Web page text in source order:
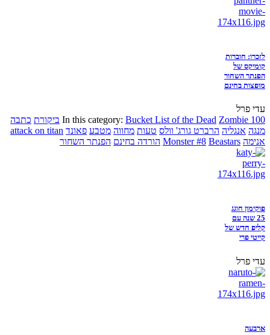
לזכרו: חוברות
קומיקס של
הפנתר השחור
מופצות בחינם
עדי פרל
In this category: Bucket List of the Dead Zombie 100 ביקורת כתבה
מנגה אנגליה הרברט גורג' וולס טעות מחווה מטבע פאונד attack on titan
אנימה
Monster #8 Beastars הורדה בחינם הפנתר השחור
פוקימון חוגג
25 שנה עם
קליפ חדש של
קייטי פרי
עדי פרל
ארבעה